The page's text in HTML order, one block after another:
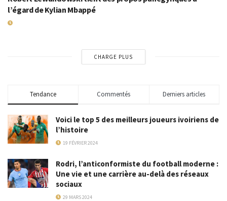
l’égard de Kylian Mbappé
CHARGE PLUS
Tendance Commentés Derniers articles
Voici le top 5 des meilleurs joueurs ivoiriens de
l’histoire
19 FÉVRIER 2024
Rodri, l’anticonformiste du football moderne :
Une vie et une carrière au-delà des réseaux
sociaux
29 MARS 2024